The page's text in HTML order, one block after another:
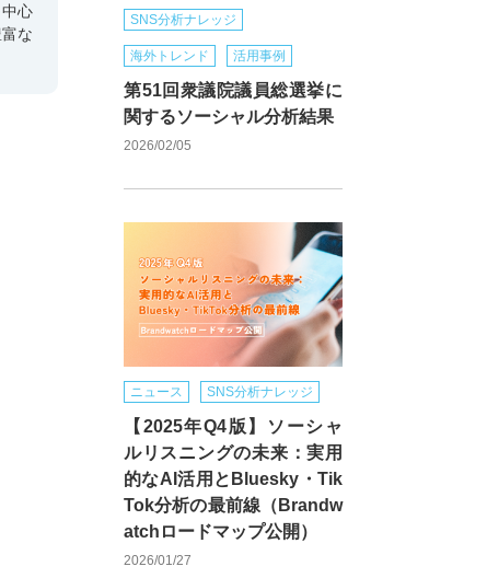
心
な
SNS分析ナレッジ
海外トレンド 活用事例
第51回衆議院議員総選挙に
関するソーシャル分析結果
2026/02/05
ニュース SNS分析ナレッジ
【2025年Q4版】ソーシャ
ルリスニングの未来：実用
的なAI活用とBluesky・Tik
Tok分析の最前線（Brandw
atchロードマップ公開）
2026/01/27